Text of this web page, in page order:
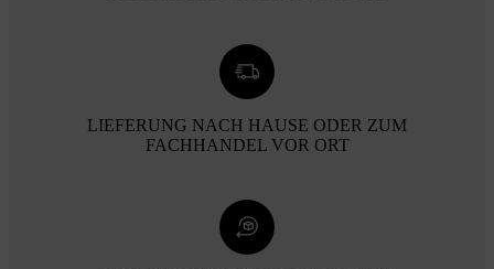
LIEFERUNG NACH HAUSE ODER ZUM
FACHHANDEL VOR ORT